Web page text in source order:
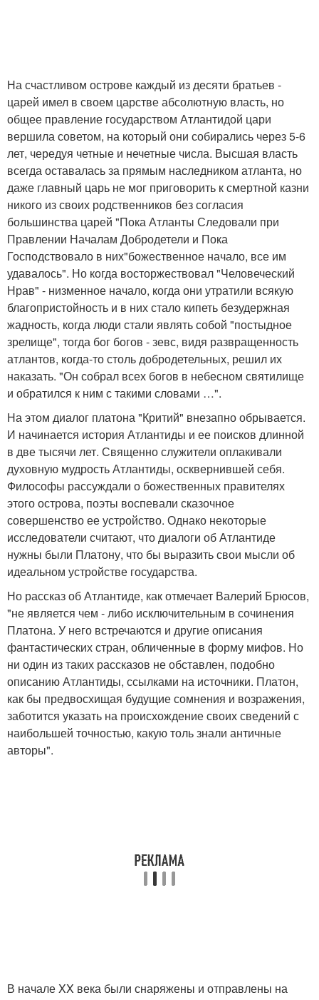
На счастливом острове каждый из десяти братьев -
царей имел в своем царстве абсолютную власть, но
общее правление государством Атлантидой цари
вершила советом, на который они собирались через 5-6
лет, чередуя четные и нечетные числа. Высшая власть
всегда оставалась за прямым наследником атланта, но
даже главный царь не мог приговорить к смертной казни
никого из своих родственников без согласия
большинства царей "Пока Атланты Следовали при
Правлении Началам Добродетели и Пока
Господствовало в них"божественное начало, все им
удавалось". Но когда восторжествовал "Человеческий
Нрав" - низменное начало, когда они утратили всякую
благопристойность и в них стало кипеть безудержная
жадность, когда люди стали являть собой "постыдное
зрелище", тогда бог богов - зевс, видя развращенность
атлантов, когда-то столь добродетельных, решил их
наказать. "Он собрал всех богов в небесном святилище
и обратился к ним с такими словами …".
На этом диалог платона "Критий" внезапно обрывается.
И начинается история Атлантиды и ее поисков длинной
в две тысячи лет. Священно служители оплакивали
духовную мудрость Атлантиды, осквернившей себя.
Философы рассуждали о божественных правителях
этого острова, поэты воспевали сказочное
совершенство ее устройство. Однако некоторые
исследователи считают, что диалоги об Атлантиде
нужны были Платону, что бы выразить свои мысли об
идеальном устройстве государства.
Но рассказ об Атлантиде, как отмечает Валерий Брюсов,
"не является чем - либо исключительным в сочинения
Платона. У него встречаются и другие описания
фантастических стран, обличенные в форму мифов. Но
ни один из таких рассказов не обставлен, подобно
описанию Атлантиды, ссылками на источники. Платон,
как бы предвосхищая будущие сомнения и возражения,
заботится указать на происхождение своих сведений с
наибольшей точностью, какую толь знали античные
авторы".
В начале XX века были снаряжены и отправлены на